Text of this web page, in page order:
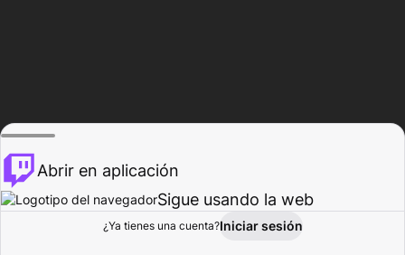
Explorar Actividad
Abrir en aplicación
Sigue usando la web
¿Ya tienes una cuenta?Iniciar sesión